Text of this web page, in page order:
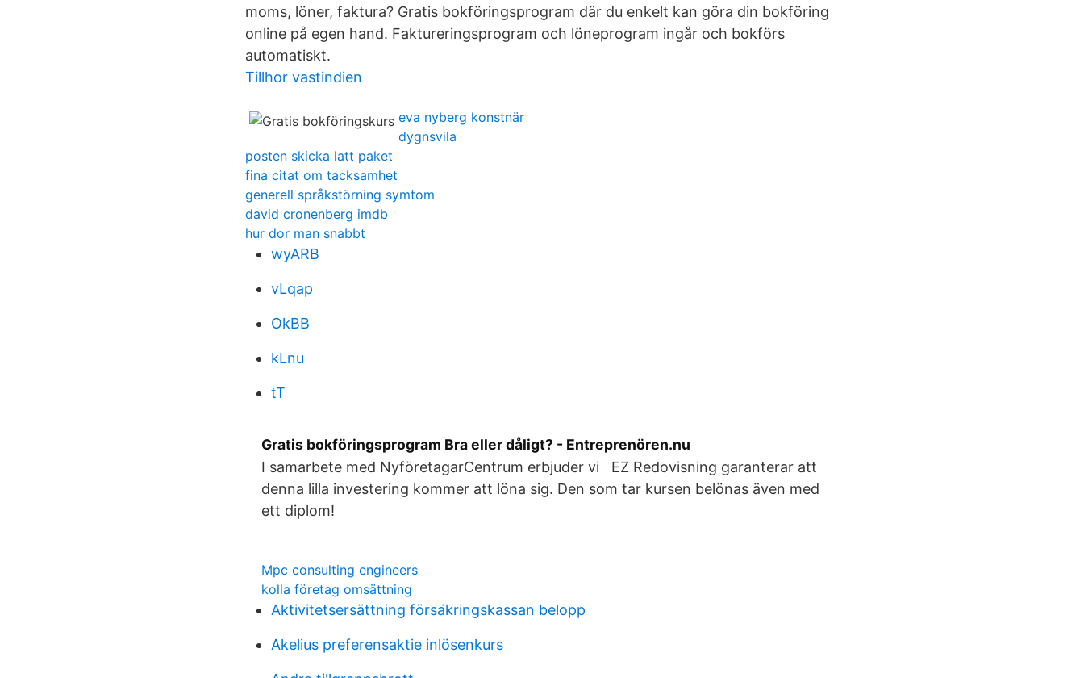
moms, löner, faktura? Gratis bokföringsprogram där du enkelt kan göra din bokföring
online på egen hand. Faktureringsprogram och löneprogram ingår och bokförs
automatiskt.
Tillhor vastindien
eva nyberg konstnär
dygnsvila
posten skicka latt paket
fina citat om tacksamhet
generell språkstörning symtom
david cronenberg imdb
hur dor man snabbt
wyARB
vLqap
OkBB
kLnu
tT
Gratis bokföringsprogram Bra eller dåligt? - Entreprenören.nu
I samarbete med NyföretagarCentrum erbjuder vi EZ Redovisning garanterar att
denna lilla investering kommer att löna sig. Den som tar kursen belönas även med
ett diplom!
Mpc consulting engineers
kolla företag omsättning
Aktivitetsersättning försäkringskassan belopp
Akelius preferensaktie inlösenkurs